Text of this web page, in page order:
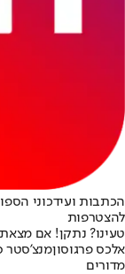
הכתבות ועידכוני
להצטרפות
טעינו? נתקן! אם
אלכס פרגוסוןמנצ'סטר
מדורים